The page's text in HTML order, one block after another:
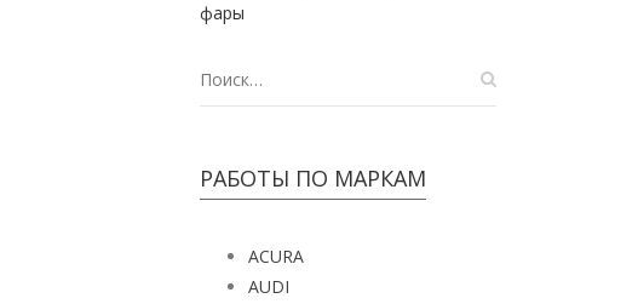
фары
РАБОТЫ ПО МАРКАМ
ACURA
AUDI